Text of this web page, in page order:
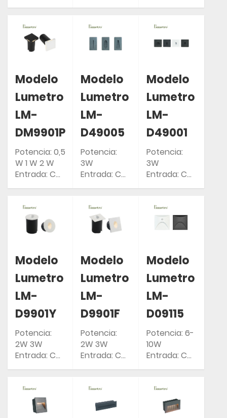
Clasificación
IP: IP54
Clasificación
Clasificación
Modelo
Lumetro
LM-
DM9901P
Potencia: 0,5
W 1 W 2 W
Entrada: CA
85-265 V
Clasificación
IP: IP54
Modelo
Lumetro
LM-
D49005
Potencia:
3W
Entrada: CA
85-265 V
Clasificación
IP: IP54
Modelo
Lumetro
LM-
D49001
Potencia:
3W
Entrada: CA
85-265 V
Clasificación
IP: IP54
Modelo
Lumetro
LM-
D9901Y
Potencia:
2W 3W
Entrada: CA
85-265 V
Clasificación
IP: IP54
Modelo
Lumetro
LM-
D9901F
Potencia:
2W 3W
Entrada: CA
85-265 V
Clasificación
IP: IP54
Modelo
Lumetro
LM-
D09115
Potencia: 6-
10W
Entrada: CA
85-265 V
Clasificación
IP: IP54